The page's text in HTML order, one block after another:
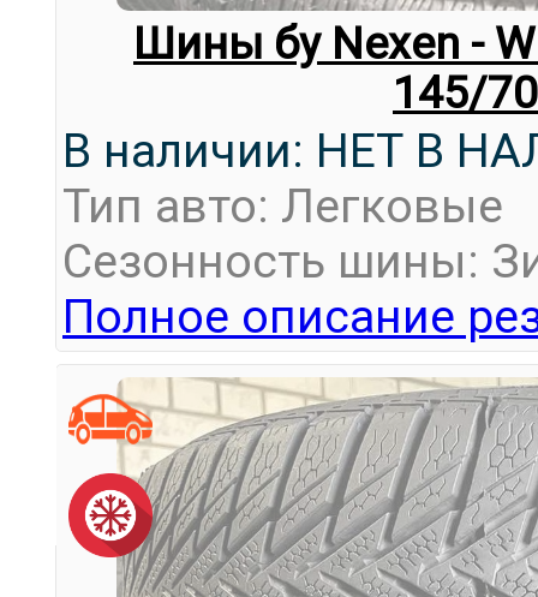
Шины бу Nexen -
145/
В наличии: НЕТ В
Тип авто: Легковые
Сезонность шины:
Полное описание